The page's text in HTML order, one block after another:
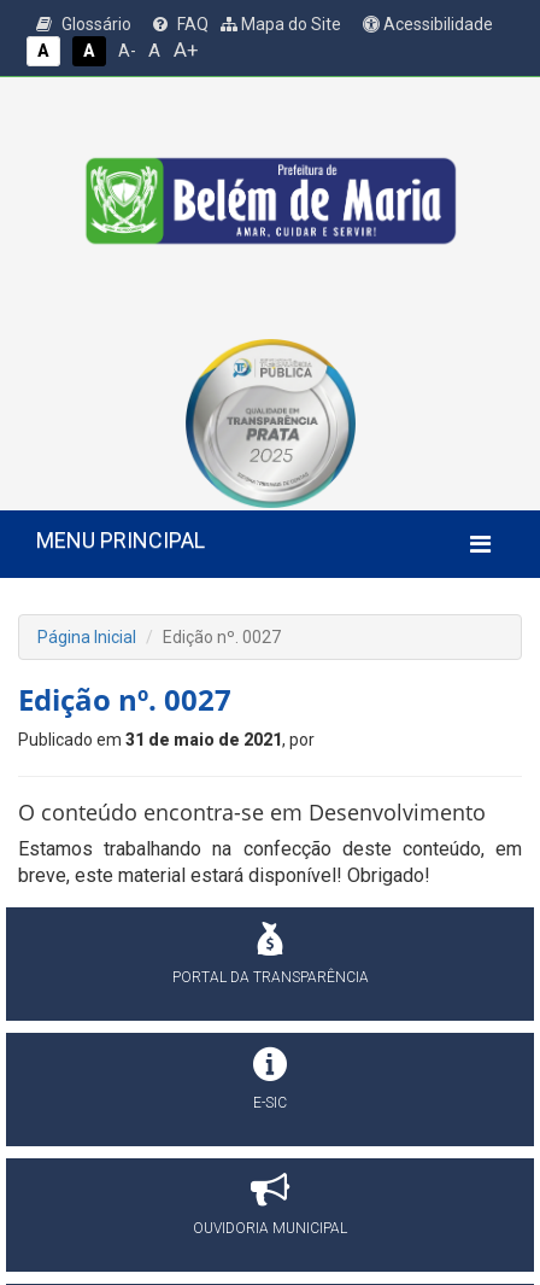
Glossário FAQ Mapa do Site
Acessibilidade
A
A A- A A+
MENU PRINCIPAL
Página Inicial Edição nº. 0027
Edição nº. 0027
Publicado em 31 de maio de 2021, por
O conteúdo encontra-se em Desenvolvimento
Estamos trabalhando na confecção deste conteúdo, em
breve, este material estará disponível! Obrigado!
PORTAL DA TRANSPARÊNCIA
E-SIC
OUVIDORIA MUNICIPAL